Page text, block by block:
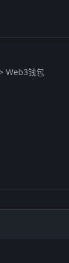
Web3钱包